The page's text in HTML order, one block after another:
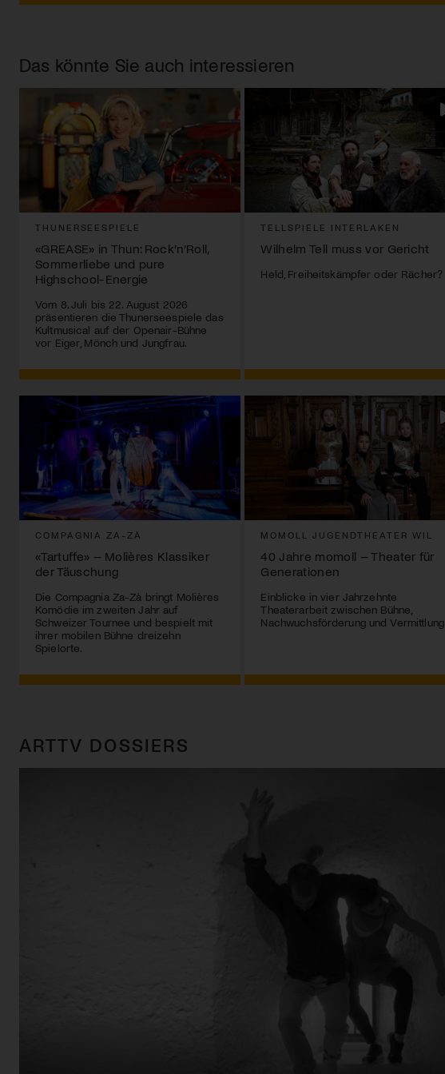
Das könnte Sie auch interessieren
THUNERSEESPIELE
«GREASE» in Thun: Rock’n’Roll,
Sommerliebe und pure
Highschool-Energie
Vom 8. Juli bis 22. August 2026
präsentieren die Thunerseespiele das
Kultmusical auf der Openair-Bühne
vor Eiger, Mönch und Jungfrau.
TELLSPIELE INTERLAKEN
Wilhelm Tell muss vor Gericht
Held, Freiheitskämpfer oder Rächer?
COMPAGNIA ZA-ZÀ
«Tartuffe» – Molières Klassiker
der Täuschung
Die Compagnia Za-Zà bringt Molières
Komödie im zweiten Jahr auf
Schweizer Tournee und bespielt mit
ihrer mobilen Bühne dreizehn
Spielorte.
MOMOLL JUGENDTHEATER WIL
40 Jahre momoll – Theater für
Generationen
Einblicke in vier Jahrzehnte
Theaterarbeit zwischen Bühne,
Nachwuchsförderung und Vermittlung
ARTTV DOSSIERS